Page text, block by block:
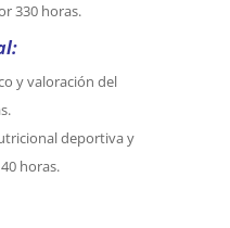
330 horas.
y valoración del
deportiva y
horas.